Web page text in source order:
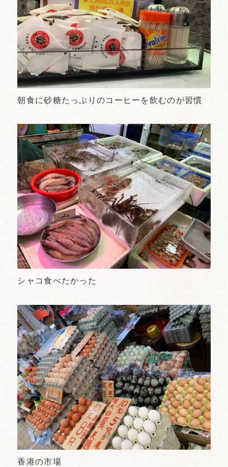
朝食に砂糖たっぷりのコーヒーを飲むのが習慣
シャコ食べたかった
香港の市場